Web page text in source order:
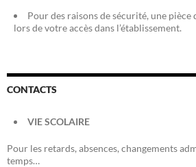
Pour des raisons de sécurité, une pièce
lors de votre accès dans l’établissement.
CONTACTS
VIE SCOLAIRE
Pour les retards, absences, changements
temps…